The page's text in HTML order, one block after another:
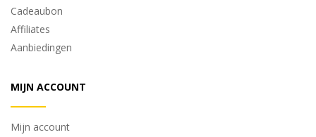
Cadeaubon
Affiliates
Aanbiedingen
MIJN ACCOUNT
Mijn account